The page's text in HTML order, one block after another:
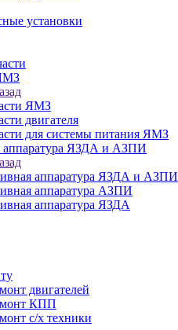
установки
ЯМЗ
двигателя
для системы питания ЯМЗ
аппаратура ЯЗДА и АЗПИ
аппаратура ЯЗДА и АЗПИ
аппаратура АЗПИ
аппаратура ЯЗДА
двигателей
КПП
с/х техники